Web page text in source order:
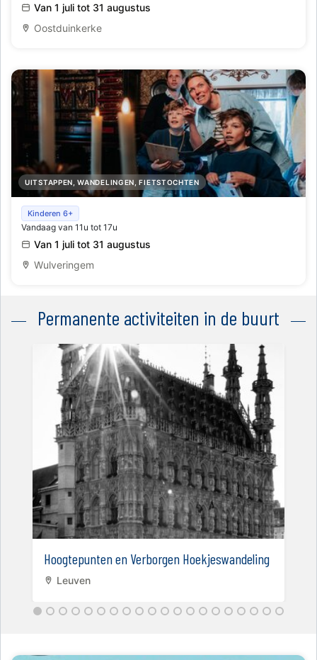
Van 1 juli tot 31 augustus
Oostduinkerke
UITSTAPPEN, WANDELINGEN, FIETSTOCHTEN
Kinderzoektocht 'Kraak de dagboekcode' (6+)
Kinderen 6+
Vandaag van 11u tot 17u
Van 1 juli tot 31 augustus
Wulveringem
Permanente activiteiten in de buurt
Hoogtepunten en Verborgen Hoekjeswandeling
Leuven